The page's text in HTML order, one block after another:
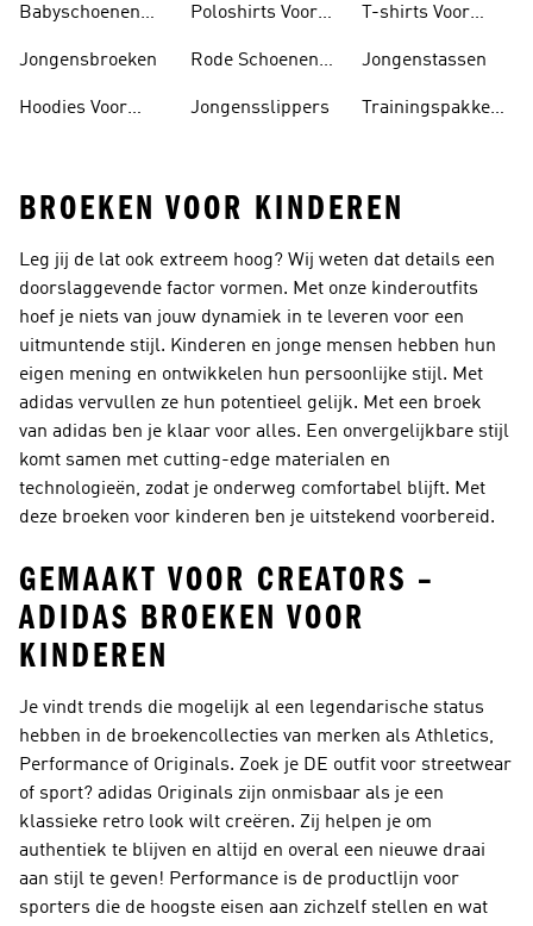
Babyschoenen
Jongensbroeken
Hoodies Voor
Poloshirts Voor
Rode Schoenen
Jongensslippers
T-shirts Voor
Jongenstassen
Trainingspakken
BROEKEN VOOR KINDEREN
Leg jij de lat ook extreem hoog? Wij weten dat details een
doorslaggevende factor vormen. Met onze kinderoutfits
hoef je niets van jouw dynamiek in te leveren voor een
uitmuntende stijl. Kinderen en jonge mensen hebben hun
eigen mening en ontwikkelen hun persoonlijke stijl. Met
adidas vervullen ze hun potentieel gelijk. Met een broek
van adidas ben je klaar voor alles. Een onvergelijkbare stijl
komt samen met cutting-edge materialen en
technologieën, zodat je onderweg comfortabel blijft. Met
deze broeken voor kinderen ben je uitstekend voorbereid.
GEMAAKT VOOR CREATORS –
ADIDAS BROEKEN VOOR
KINDEREN
Je vindt trends die mogelijk al een legendarische status
hebben in de broekencollecties van merken als Athletics,
Performance of Originals. Zoek je DE outfit voor streetwear
of sport? adidas Originals zijn onmisbaar als je een
klassieke retro look wilt creëren. Zij helpen je om
authentiek te blijven en altijd en overal een nieuwe draai
aan stijl te geven! Performance is de productlijn voor
sporters die de hoogste eisen aan zichzelf stellen en wat